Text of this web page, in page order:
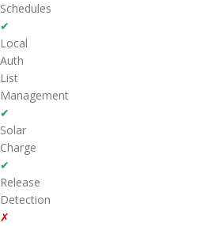
Schedules
✔
Local
Auth
List
Management
✔
Solar
Charge
✔
Release
Detection
✗